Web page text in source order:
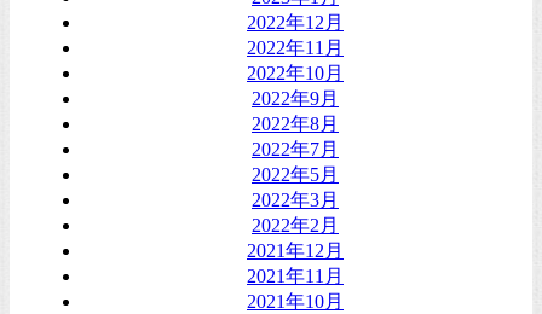
2022年12月
2022年11月
2022年10月
2022年9月
2022年8月
2022年7月
2022年5月
2022年3月
2022年2月
2021年12月
2021年11月
2021年10月